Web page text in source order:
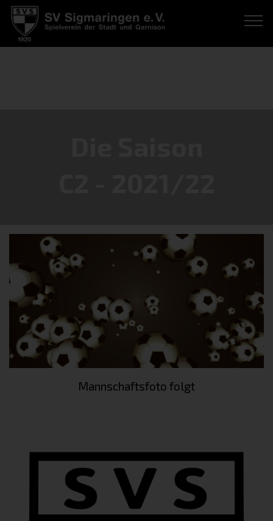
Mannschaftsfoto folgt